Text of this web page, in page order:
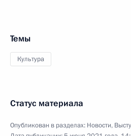
Темы
Культура
Статус материала
Опубликован в разделах: Новости,